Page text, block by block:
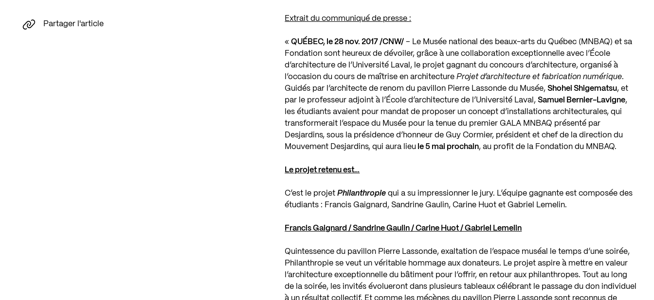
Extrait du communiqué de presse :
«QUÉBEC, le 28 nov. 2017 /CNW/ – Le Musée national des beaux-arts du Québec (MNBAQ) et sa
Fondation sont heureux de dévoiler, grâce à une collaboration exceptionnelle avec l’École
d’architecture de l’Université Laval, le projet gagnant du concours d’architecture, organisé à
l’occasion du cours de maîtrise en architectureProjet d’architecture et fabrication numérique.
Guidés par l’architecte de renom du pavillon Pierre Lassonde du Musée,Shohei Shigematsu, et
par le professeur adjoint à l’École d’architecture de l’Université Laval,Samuel Bernier-Lavigne,
les étudiants avaient pour mandat de proposer un concept d’installations architecturales, qui
transformerait l’espace du Musée pour la tenue du premier GALA MNBAQ présenté par
Desjardins, sous la présidence d’honneur de Guy Cormier, président et chef de la direction du
Mouvement Desjardins, qui aura lieu le 5 mai prochain, au profit de la Fondation du MNBAQ.
Le projet retenu est…
C’est le projetPhilanthropie qui a su impressionner le jury. L’équipe gagnante est composée des
étudiants : Francis Gaignard, Sandrine Gaulin, Carine Huot et Gabriel Lemelin.
Francis Gaignard / Sandrine Gaulin / Carine Huot / Gabriel Lemelin
Quintessence du pavillon Pierre Lassonde, exaltation de l’espace muséal le temps d’une soirée,
Philanthropie se veut un véritable hommage aux donateurs. Le projet aspire à mettre en valeur
l’architecture exceptionnelle du bâtiment pour l’offrir, en retour aux philanthropes. Tout au long
de la soirée, les invités évolueront dans plusieurs tableaux célébrant le passage du don individuel
à un résultat collectif. Et comme les mécènes du pavillon Pierre Lassonde sont reconnus de
Partager l'article